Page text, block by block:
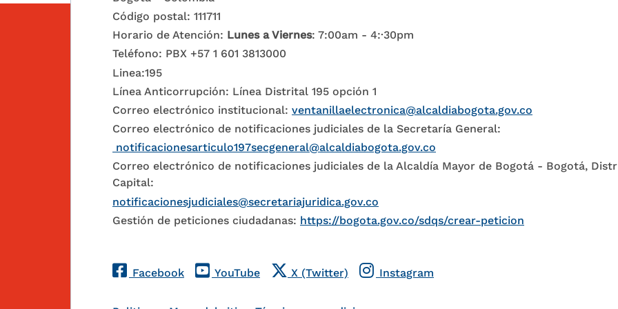
Código postal: 111711
Horario de Atención: Lunes a Viernes: 7:00am - 4:·30pm
Teléfono: PBX +57 1 601 3813000
Linea:195
Línea Anticorrupción: Línea Distrital 195 opción 1
Correo electrónico institucional: ventanillaelectronica@alcaldiabogota.gov.co
Correo electrónico de notificaciones judiciales de la Secretaría General:
notificacionesarticulo197secgeneral@alcaldiabogota.gov.co
Correo electrónico de notificaciones judiciales de la Alcaldía Mayor de Bogotá - Bogotá,
Capital:
notificacionesjudiciales@secretariajuridica.gov.co
Gestión de peticiones ciudadanas: https://bogota.gov.co/sdqs/crear-peticion
Redes Sociales
Facebook YouTube X (Twitter) Instagram